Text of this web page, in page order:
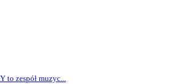
zespół muzyc...